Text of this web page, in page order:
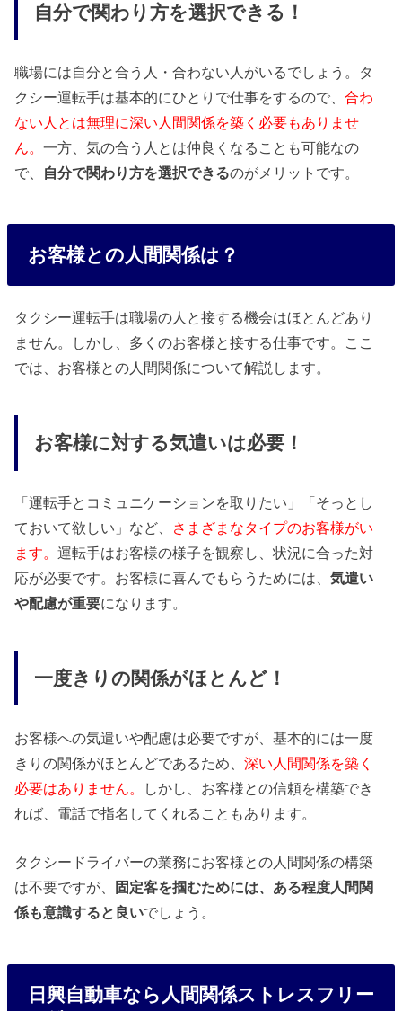
自分で関わり方を選択できる！
職場には自分と合う人・合わない人がいるでしょう。タ
クシー運転手は基本的にひとりで仕事をするので、合わ
ない人とは無理に深い人間関係を築く必要もありませ
ん。一方、気の合う人とは仲良くなることも可能なの
で、 自分で関わり方を選択できるのがメリットです。
お客様との人間関係は？
タクシー運転手は職場の人と接する機会はほとんどあり
ません。しかし、多くのお客様と接する仕事です。ここ
では、お客様との人間関係について解説します。
お客様に対する気遣いは必要！
「運転手とコミュニケーションを取りたい」「そっとし
ておいて欲しい」など、 さまざまなタイプのお客様がい
ます。運転手はお客様の様子を観察し、状況に合った対
応が必要です。お客様に喜んでもらうためには、気遣い
や配慮が重要になります。
一度きりの関係がほとんど！
お客様への気遣いや配慮は必要ですが、基本的には一度
きりの関係がほとんどであるため、深い人間関係を築く
必要はありません。
しかし、お客様との信頼を構築でき
れば、電話で指名してくれることもあります。
タクシードライバーの業務にお客様との人間関係の構築
は不要ですが、
固定客を掴むためには、ある程度人間関
係も意識すると良いでしょう。
日興自動車なら人間関係ストレスフリー